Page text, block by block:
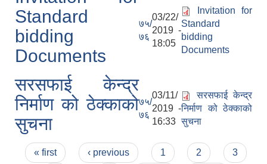
Standard
bidding
Documents
७५/
७६
03/22/
2019 -
18:05
Invitation for
Standard
bidding
Documents
सरसफाई केन्द्र
निर्माण को ठेक्काको
सुचना
७५/
७६
03/11/
2019 -
16:33
सरसफाई केन्द्र
निर्माण को ठेक्काको
सुचना
Pages
« first ‹ previous 1 2
3